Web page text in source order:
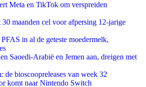
Meta en TikTok om verspreiden
maanden cel voor afpersing 12-jarige
in al de geteste moedermelk,
Saoedi-Arabië en Jemen aan, dreigen met
de bioscoopreleases van week 32
komt naar Nintendo Switch